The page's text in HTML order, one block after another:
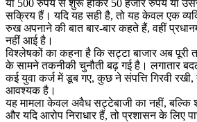
या 500 रुपये से शुरू होकर 50 हजार रुपये या
सक्रिय हैं। यदि यह सही है, तो यह केवल एक
रुख अपनाने की बात बार-बार कहते हैं, वहीं
नहीं आई है।
विश्लेषकों का कहना है कि सट्टा बाजार अब पूरी
के सामने तकनीकी चुनौती बढ़ गई है। लगातार
कई युवा कर्ज में डूब गए, कुछ ने संपत्ति गिरवी
आवश्यक है।
यह मामला केवल अवैध सट्टेबाजी का नहीं, बल्कि
और यदि आरोप निराधार हैं, तो प्रशासन के लिए